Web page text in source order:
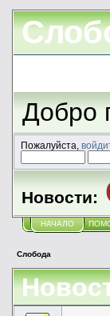
Добро
Пожалуйста,
Новости:
НАЧАЛО
Слобода